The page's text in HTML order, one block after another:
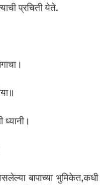
प्रचिती येते.
बापाच्या भुमिकेत,कधी